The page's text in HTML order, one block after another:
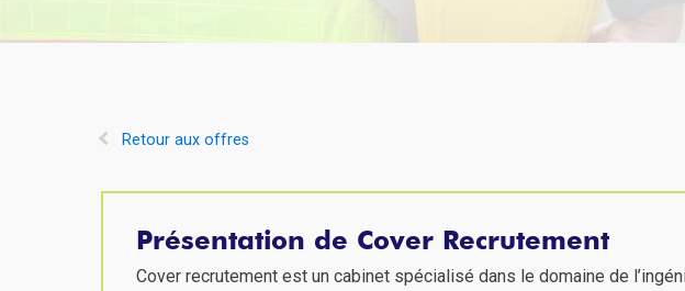
Retour aux offres
Présentation de Cover Recrutement
Cover recrutement est un cabinet spécialisé dans le domaine de